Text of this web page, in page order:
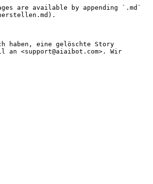
are available by appending `.md`
haben, eine gelöschte Story
<support@aiaibot.com>. Wir